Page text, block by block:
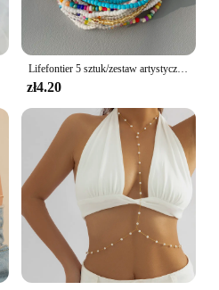
Lifefontier 5 sztuk/zestaw artystyczne kolorowe ręcznie robione łańcuszki z koralikami dla kobiet nowa biżuteria na plażę
zł4.20